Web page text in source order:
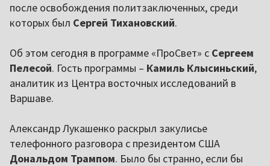
после освобождения политзаключенных, среди
которых был Сергей Тихановский.
Об этом сегодня в программе «ПроСвет» с Сергеем
Пелесой. Гость программы – Камиль Клысиньский,
аналитик из Центра восточных исследований в
Варшаве.
Александр Лукашенко раскрыл закулисье
телефонного разговора с президентом США
Дональдом Трампом. Было бы странно, если бы